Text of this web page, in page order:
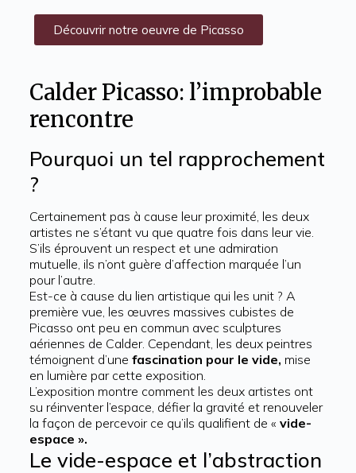
Découvrir notre oeuvre de Picasso
Calder Picasso: l’improbable
rencontre
Pourquoi un tel rapprochement
?
Certainement pas à cause leur proximité, les deux
artistes ne s’étant vu que quatre fois dans leur vie.
S’ils éprouvent un respect et une admiration
mutuelle, ils n’ont guère d’affection marquée l’un
pour l’autre.
Est-ce à cause du lien artistique qui les unit ? A
première vue, les œuvres massives cubistes de
Picasso ont peu en commun avec sculptures
aériennes de Calder. Cependant, les deux peintres
témoignent d’une fascination pour le vide, mise
en lumière par cette exposition.
L’exposition montre comment les deux artistes ont
su réinventer l’espace, défier la gravité et renouveler
la façon de percevoir ce qu’ils qualifient de « vide-
espace ».
Le vide-espace et l’abstraction